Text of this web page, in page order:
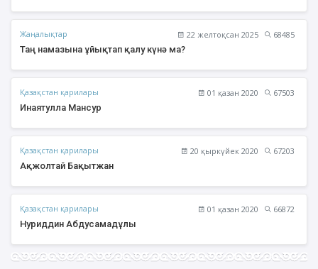
Жаңалықтар 22 желтоқсан 2025
68485
Таң намазына ұйықтап қалу күнә ма?
Қазақстан қарилары 01 қазан 2020
67503
Инаятулла Мансур
Қазақстан қарилары 20 қыркүйек 2020
67203
Ақжолтай Бақытжан
Қазақстан қарилары 01 қазан 2020
66872
Нуриддин Абдусамадұлы